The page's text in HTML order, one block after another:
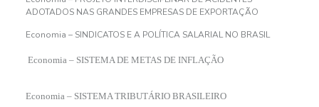
ADOTADOS NAS GRANDES EMPRESAS DE EXPORTAÇÃO
Economia – SINDICATOS E A POLÍTICA SALARIAL NO BRASIL
Economia – SISTEMA DE METAS DE INFLAÇÃO
Economia – SISTEMA TRIBUTÁRIO BRASILEIRO